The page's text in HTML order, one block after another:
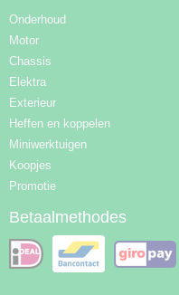
Onderhoud
Motor
Chassis
Elektra
Exterieur
Heffen en koppelen
Miniwerktuigen
Koopjes
Promotie
Betaalmethodes